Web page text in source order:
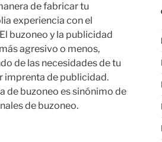
de fabricar tu
experiencia con el
buzoneo y la publicidad
agresivo o menos,
de las necesidades de tu
imprenta de publicidad.
de buzoneo es sinónimo de
de buzoneo.